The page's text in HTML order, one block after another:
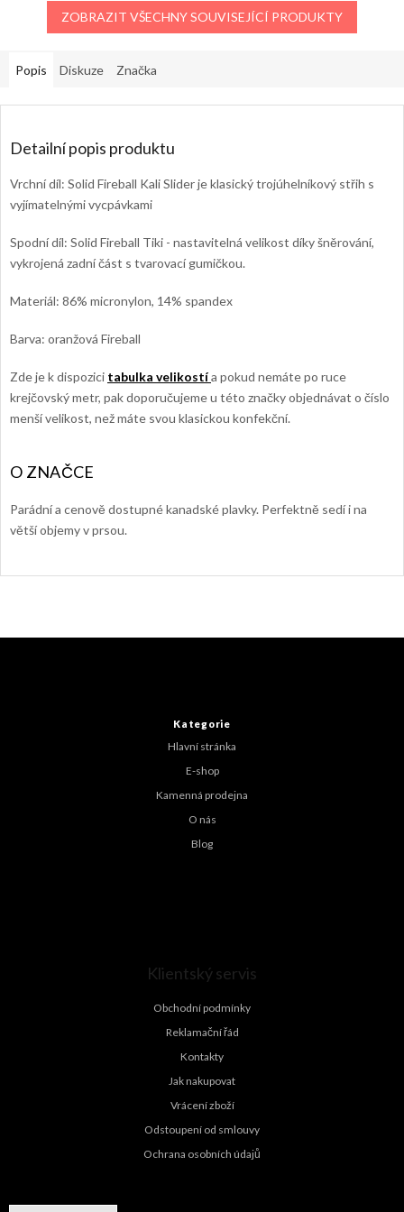
ZOBRAZIT VŠECHNY SOUVISEJÍCÍ PRODUKTY
Popis Diskuze Značka
Detailní popis produktu
Vrchní díl: Solid Fireball Kali Slider je klasický trojúhelníkový střih s
vyjímatelnými vycpávkami
Spodní díl: Solid Fireball Tiki - nastavitelná velikost díky šněrování,
vykrojená zadní část s tvarovací gumičkou.
Materiál: 86% micronylon, 14% spandex
Barva: oranžová Fireball
Zde je k dispozici tabulka velikostía pokud nemáte po ruce
krejčovský metr, pak doporučujeme u této značky objednávat o číslo
menší velikost, než máte svou klasickou konfekční.
Parádní a cenově dostupné kanadské plavky. Perfektně sedí i na
větší objemy v prsou.
Kategorie
Hlavní stránka
E-shop
Kamenná prodejna
O nás
Blog
Klientský servis
Obchodní podmínky
Reklamační řád
Kontakty
Jak nakupovat
Vrácení zboží
Odstoupení od smlouvy
Ochrana osobních údajů